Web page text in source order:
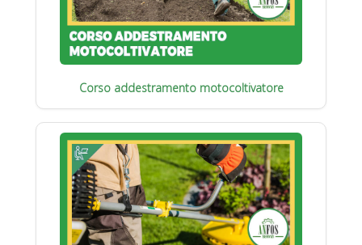
Corso addestramento motocoltivatore